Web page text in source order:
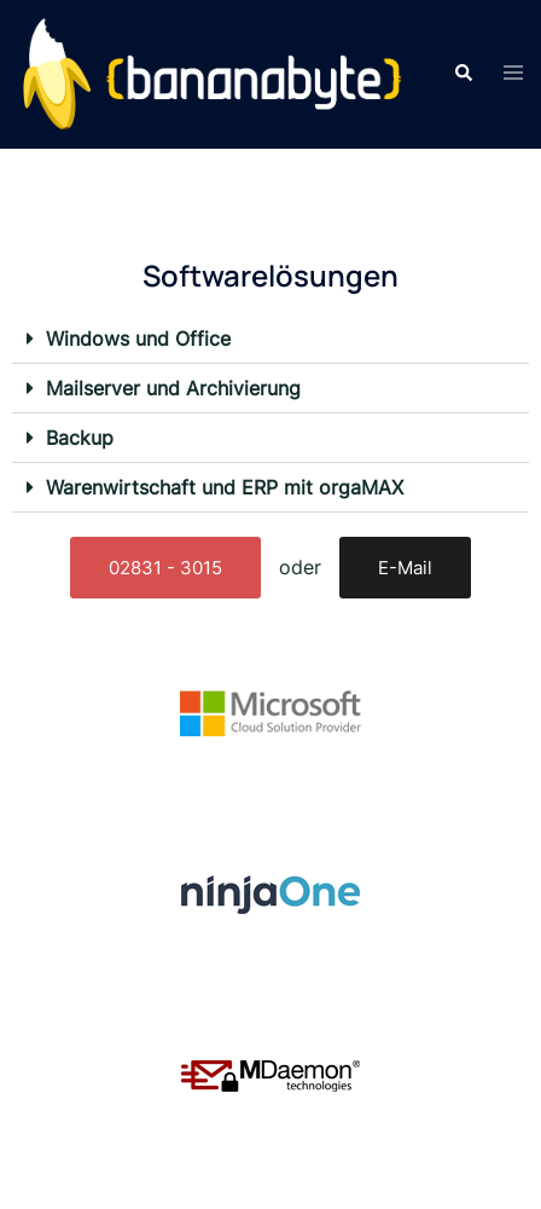
Softwarelösungen
Windows und Office
Mailserver und Archivierung
Backup
Warenwirtschaft und ERP mit orgaMAX
02831 - 3015 oder E-Mail